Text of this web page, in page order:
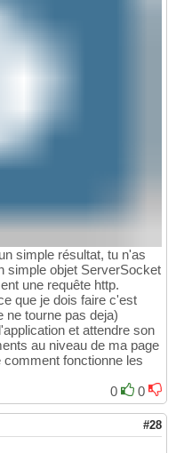
simple résultat, tu n'as
simple objet ServerSocket
une requête http.
que je dois faire c'est
ne tourne pas deja)
et attendre son
au niveau de ma page
comment fonctionne les
0
0
#28